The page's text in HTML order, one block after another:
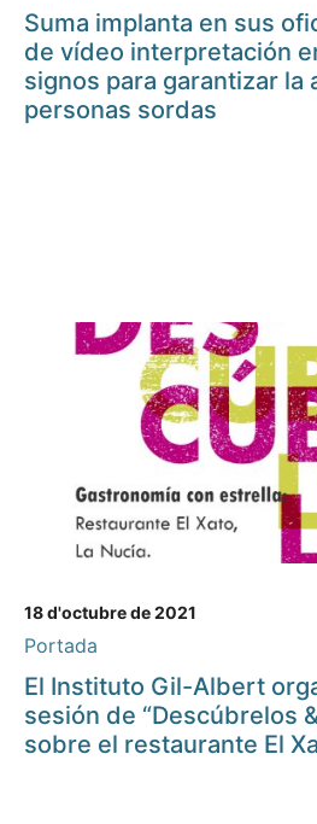
Suma implanta en sus
de vídeo interpretación
signos para garantizar la
personas sordas
18 d'octubre de 2021
Portada
El Instituto Gil-Albert
sesión de “Descúbrelos
sobre el restaurante El